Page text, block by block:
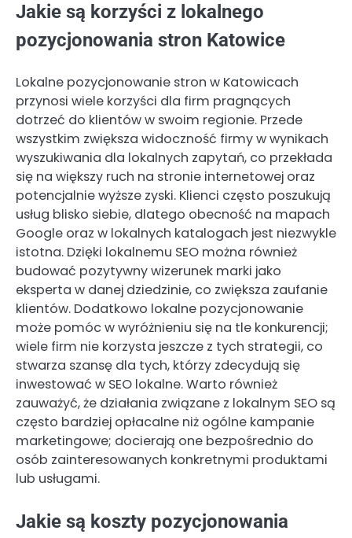
Jakie są korzyści z lokalnego
pozycjonowania stron Katowice
Lokalne pozycjonowanie stron w Katowicach
przynosi wiele korzyści dla firm pragnących
dotrzeć do klientów w swoim regionie. Przede
wszystkim zwiększa widoczność firmy w wynikach
wyszukiwania dla lokalnych zapytań, co przekłada
się na większy ruch na stronie internetowej oraz
potencjalnie wyższe zyski. Klienci często poszukują
usług blisko siebie, dlatego obecność na mapach
Google oraz w lokalnych katalogach jest niezwykle
istotna. Dzięki lokalnemu SEO można również
budować pozytywny wizerunek marki jako
eksperta w danej dziedzinie, co zwiększa zaufanie
klientów. Dodatkowo lokalne pozycjonowanie
może pomóc w wyróżnieniu się na tle konkurencji;
wiele firm nie korzysta jeszcze z tych strategii, co
stwarza szansę dla tych, którzy zdecydują się
inwestować w SEO lokalne. Warto również
zauważyć, że działania związane z lokalnym SEO są
często bardziej opłacalne niż ogólne kampanie
marketingowe; docierają one bezpośrednio do
osób zainteresowanych konkretnymi produktami
lub usługami.
Jakie są koszty pozycjonowania